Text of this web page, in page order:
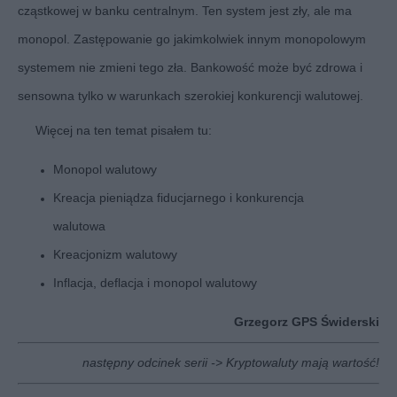
cząstkowej w banku centralnym. Ten system jest zły, ale ma
monopol. Zastępowanie go jakimkolwiek innym monopolowym
systemem nie zmieni tego zła. Bankowość może być zdrowa i
sensowna tylko w warunkach szerokiej konkurencji walutowej.
Więcej na ten temat pisałem tu:
Monopol walutowy
Kreacja pieniądza fiducjarnego i konkurencja
walutowa
Kreacjonizm walutowy
Inflacja, deflacja i monopol walutowy
Grzegorz GPS Świderski
następny odcinek serii -> Kryptowaluty mają wartość!